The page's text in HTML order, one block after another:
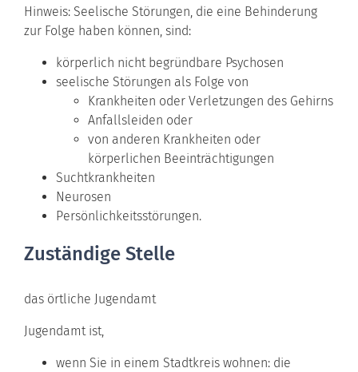
Hinweis: Seelische Störungen, die eine Behinderung
zur Folge haben können, sind:
körperlich nicht begründbare Psychosen
seelische Störungen als Folge von
Krankheiten oder Verletzungen des Gehirns
Anfallsleiden oder
von anderen Krankheiten oder
körperlichen Beeinträchtigungen
Suchtkrankheiten
Neurosen
Persönlichkeitsstörungen.
Zuständige Stelle
das örtliche Jugendamt
Jugendamt ist,
wenn Sie in einem Stadtkreis wohnen: die